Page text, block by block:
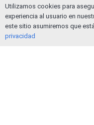
Utilizamos cookies para
experiencia al usuario en
este sitio asumiremos que
privacidad